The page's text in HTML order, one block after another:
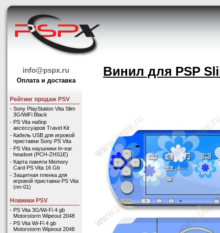
info@pspx.ru
Оплата и доставка
Рейтинг продаж PSV
- Sony PlayStation Vita Slim
3G/WiFi Black
- PS Vita набор
аксессуаров Travel Kit
- Кабель USB для игровой
приставки Sony PS Vita
- PS Vita наушники In-ear
headset (PCH-ZHS1E)
- Карта памяти Memory
Card PS Vita 16 Gb
- Защитная пленка для
игровой приставки PS Vita
(nn-01)
Новинки PSV
- PS Vita 3G/Wi-Fi 4 gb
Motorstorm Wipeout 2048
- PS Vita Wi-Fi 4 gb
Motorstorm Wipeout 2048
Винил для PSP